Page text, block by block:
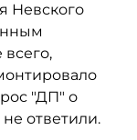
Невского
всего,
"ДП" о
ответили.